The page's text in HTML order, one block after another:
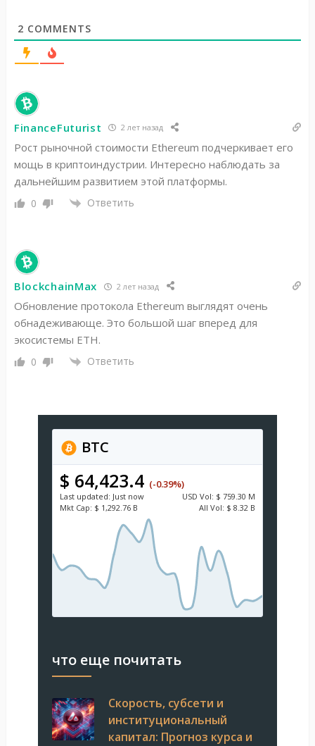
2 COMMENTS
FinanceFuturist 2 лет назад
Рост рыночной стоимости Ethereum подчеркивает его
мощь в криптоиндустрии. Интересно наблюдать за
дальнейшим развитием этой платформы.
0 Ответить
BlockchainMax 2 лет назад
Обновление протокола Ethereum выглядят очень
обнадеживающе. Это большой шаг вперед для
экосистемы ETH.
0 Ответить
BTC
$ 64,423.4 (-0.39%)
Last updated: Just now USD Vol: $ 759.30 M
Mkt Cap: $ 1,292.76 B All Vol: $ 8.32 B
что еще почитать
Скорость, субсети и
институциональный
капитал: Прогноз курса и